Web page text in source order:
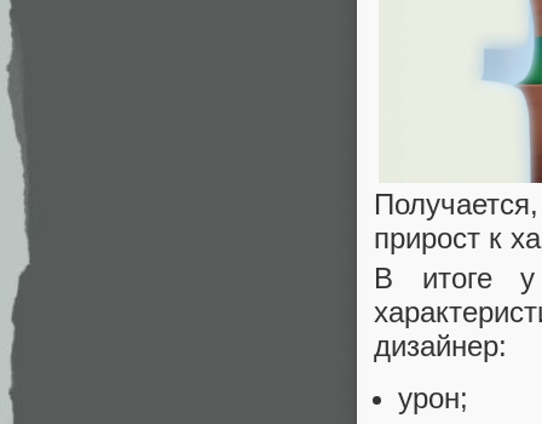
прирост к
В итоге у
дизайнер:
урон;